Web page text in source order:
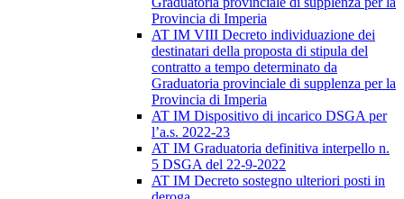
Provincia di Imperia
AT IM VIII Decreto individuazione dei
destinatari della proposta di stipula del
contratto a tempo determinato da
Graduatoria provinciale di supplenza per la
Provincia di Imperia
AT IM Dispositivo di incarico DSGA per
l’a.s. 2022-23
AT IM Graduatoria definitiva interpello n.
5 DSGA del 22-9-2022
AT IM Decreto sostegno ulteriori posti in